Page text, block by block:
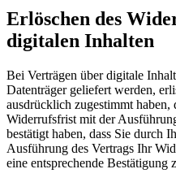
Erlöschen des
digitalen Inhalten
Bei Verträgen über digitale
Datenträger geliefert werden,
ausdrücklich zugestimmt
Widerrufsfrist mit der
bestätigt haben, dass Sie durch
Ausführung des Vertrags Ihr
eine entsprechende Bestätigung